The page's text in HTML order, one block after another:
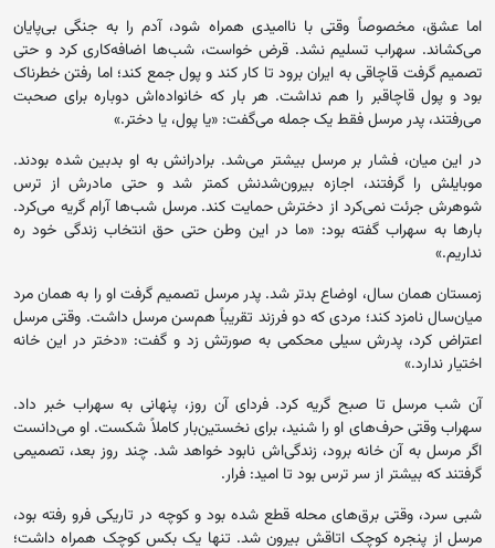
اما عشق، مخصوصاً وقتی با ناامیدی همراه شود، آدم را به جنگی بی‌پایان
می‌کشاند. سهراب تسلیم نشد. قرض خواست، شب‌ها اضافه‌کاری کرد و حتی
تصمیم گرفت قاچاقی به ایران برود تا کار کند و پول جمع کند؛ اما رفتن خطرناک
بود و پول قاچاقبر را هم نداشت. هر بار که خانواده‌اش دوباره برای صحبت
می‌رفتند، پدر مرسل فقط یک جمله می‌گفت: «یا پول، یا دختر.»
در این میان، فشار بر مرسل بیشتر می‌شد. برادرانش به او بدبین شده بودند.
موبایلش را گرفتند، اجازه بیرون‌شدنش کمتر شد و حتی مادرش از ترس
شوهرش جرئت نمی‌کرد از دخترش حمایت کند. مرسل شب‌ها آرام گریه می‌کرد.
بارها به سهراب گفته بود: «ما در این وطن حتی حق انتخاب زندگی خود ره
نداریم.»
زمستان همان سال، اوضاع بدتر شد. پدر مرسل تصمیم گرفت او را به همان مرد
میان‌سال نامزد کند؛ مردی که دو فرزند تقریباً هم‌سن مرسل داشت. وقتی مرسل
اعتراض کرد، پدرش سیلی محکمی به صورتش زد و گفت: «دختر در این خانه
اختیار ندارد.»
آن شب مرسل تا صبح گریه کرد. فردای آن روز، پنهانی به سهراب خبر داد.
سهراب وقتی حرف‌های او را شنید، برای نخستین‌بار کاملاً شکست. او می‌دانست
اگر مرسل به آن خانه برود، زندگی‌اش نابود خواهد شد. چند روز بعد، تصمیمی
گرفتند که بیشتر از سر ترس بود تا امید: فرار.
شبی سرد، وقتی برق‌های محله قطع شده بود و کوچه در تاریکی فرو رفته بود،
مرسل از پنجره کوچک اتاقش بیرون شد. تنها یک بکس کوچک همراه داشت؛